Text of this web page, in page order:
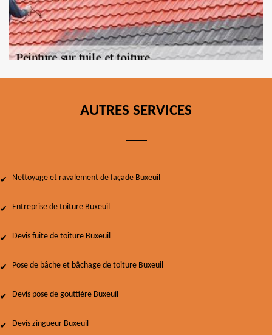
AUTRES SERVICES
Nettoyage et ravalement de façade Buxeuil
Entreprise de toiture Buxeuil
Devis fuite de toiture Buxeuil
Pose de bâche et bâchage de toiture Buxeuil
Devis pose de gouttière Buxeuil
Devis zingueur Buxeuil